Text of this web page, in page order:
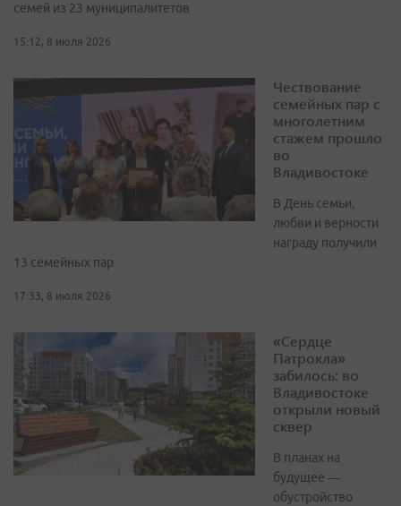
семей из 23 муниципалитетов
15:12, 8 июля 2026
Чествование
семейных пар с
многолетним
стажем прошло
во
Владивостоке
В День семьи,
любви и верности
награду получили
13 семейных пар
17:33, 8 июля 2026
«Сердце
Патрокла»
забилось: во
Владивостоке
открыли новый
сквер
В планах на
будущее —
обустройство